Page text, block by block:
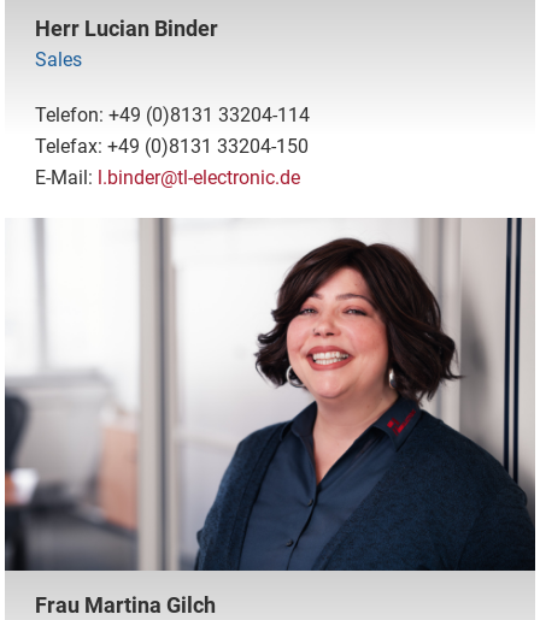
Herr Lucian Binder
Sales
Telefon: +49 (0)8131 33204-114
Telefax: +49 (0)8131 33204-150
E-Mail: l.binder@tl-electronic.de
Frau Martina Gilch